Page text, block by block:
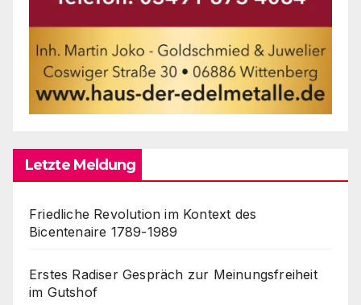
Letzte Meldung
Friedliche Revolution im Kontext des
Bicentenaire 1789-1989
Erstes Radiser Gespräch zur Meinungsfreiheit
im Gutshof